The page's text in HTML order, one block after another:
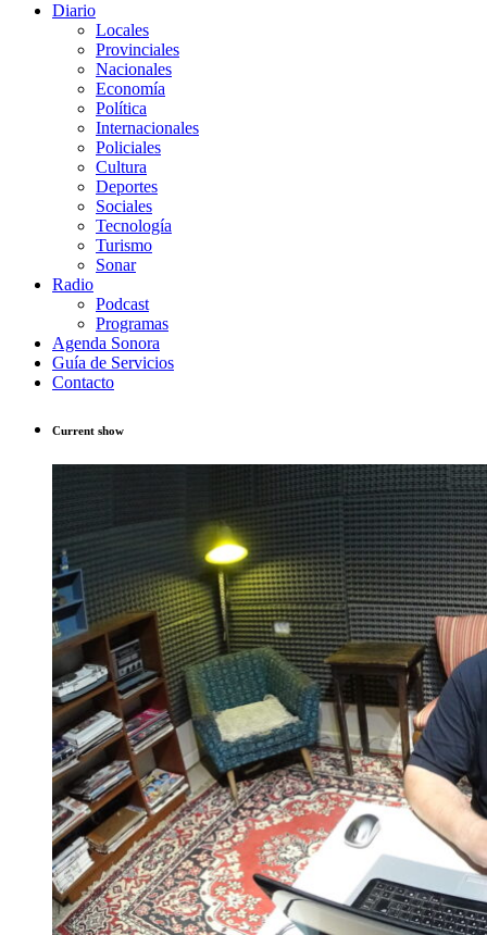
Diario
Locales
Provinciales
Nacionales
Economía
Política
Internacionales
Policiales
Cultura
Deportes
Sociales
Tecnología
Turismo
Sonar
Radio
Podcast
Programas
Agenda Sonora
Guía de Servicios
Contacto
Current show